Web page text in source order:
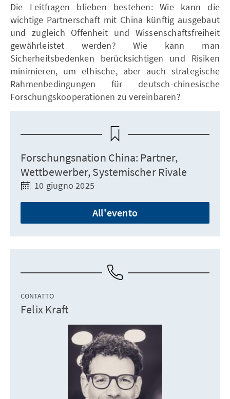
Die Leitfragen blieben bestehen: Wie kann die
wichtige Partnerschaft mit China künftig ausgebaut
und zugleich Offenheit und Wissenschaftsfreiheit
gewährleistet werden? Wie kann man
Sicherheitsbedenken berücksichtigen und Risiken
minimieren, um ethische, aber auch strategische
Rahmenbedingungen für deutsch-chinesische
Forschungskooperationen zu vereinbaren?
Forschungsnation China: Partner,
Wettbewerber, Systemischer Rivale
10 giugno 2025
All'evento
CONTATTO
Felix Kraft